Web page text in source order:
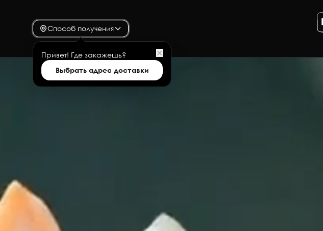
Способ получения
Привет! Где закажешь? ✕
Выбрать адрес доставки